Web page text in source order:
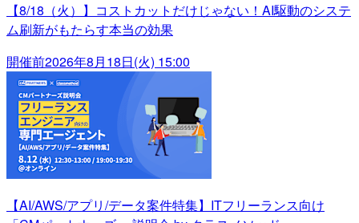
【8/18（火）】コストカットだけじゃない！AI駆動のシステ
ム刷新がもたらす本当の効果
開催前2026年8月18日(火) 15:00
【AI/AWS/アプリ/データ案件特集】ITフリーランス向け